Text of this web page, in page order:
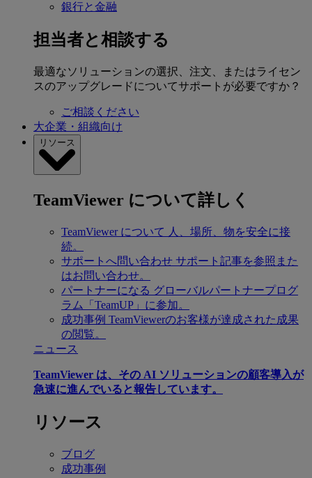
銀行と金融
担当者と相談する
最適なソリューションの選択、注文、またはライセン
スのアップグレードについてサポートが必要ですか？
ご相談ください
大企業・組織向け
リソース
TeamViewer について詳しく
TeamViewer について 人、場所、物を安全に接
続。
サポートへ問い合わせ サポート記事を参照また
はお問い合わせ。
パートナーになる グローバルパートナープログ
ラム「TeamUP」に参加。
成功事例 TeamViewerのお客様が達成された成果
の閲覧。
ニュース
TeamViewer は、その AI ソリューションの顧客導入が
急速に進んでいると報告しています。
リソース
ブログ
成功事例